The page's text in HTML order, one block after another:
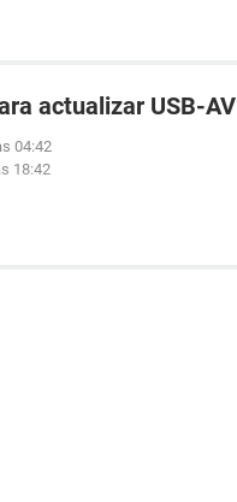
actualizar USB-AV
04:42
18:42